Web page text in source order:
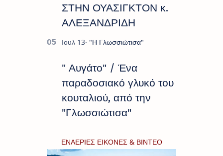
ΣΤΗΝ ΟΥΑΣΙΓΚΤΟΝ κ.
ΑΛΕΞΑΝΔΡΙΔΗ
" Αυγάτο" / Ένα
παραδοσιακό γλυκό του
κουταλιού, από την
"Γλωσσιώτισα"
ΕΝΑΕΡΙΕΣ ΕΙΚΟΝΕΣ & ΒΙΝΤΕΟ